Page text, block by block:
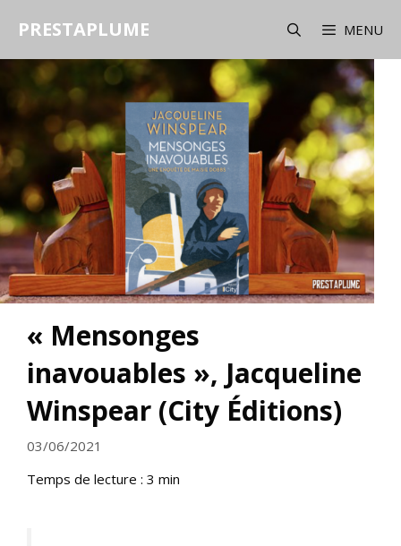
PRESTAPLUME MENU
« Mensonges
inavouables », Jacqueline
Winspear (City Éditions)
03/06/2021
Temps de lecture : 3 min